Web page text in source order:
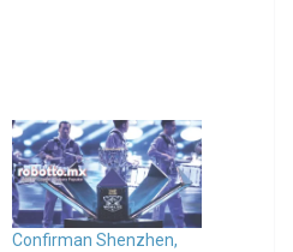
Confirman Shenzhen,